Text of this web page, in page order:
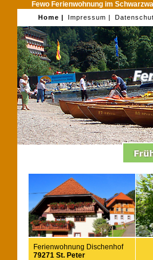
Fewo Ferienwohnung im
Home | Impressum |
Ferienwohnung Dischenhof
79271 St. Peter